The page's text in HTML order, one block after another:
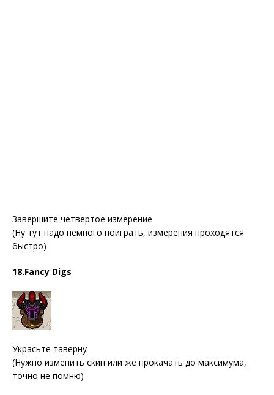
Завершите четвертое измерение
(Ну тут надо немного поиграть, измерения проходятся
быстро)
18.Fancy Digs
Украсьте таверну
(Нужно изменить скин или же прокачать до максимума,
точно не помню)